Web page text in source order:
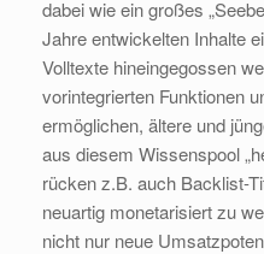
dabei wie ein großes
Jahre entwickelten Inhalte
Volltexte hineingegossen
vorintegrierten Funktionen
ermöglichen, ältere und
aus diesem Wissenspool
rücken z.B. auch Backlist-
neuartig monetarisiert zu
nicht nur neue